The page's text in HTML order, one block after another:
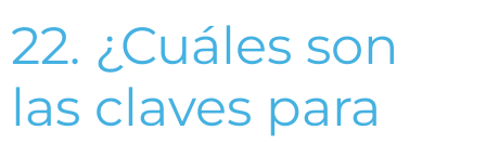
22. ¿Cuáles son
las claves para